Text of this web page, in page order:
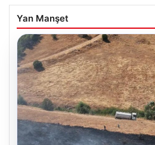
Yan Manşet